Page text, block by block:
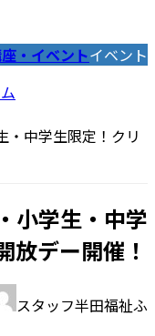
・イベントイベント
・中学生限定！クリ
小学生・中学
放デー開催！
スタッフ半田福祉ふ